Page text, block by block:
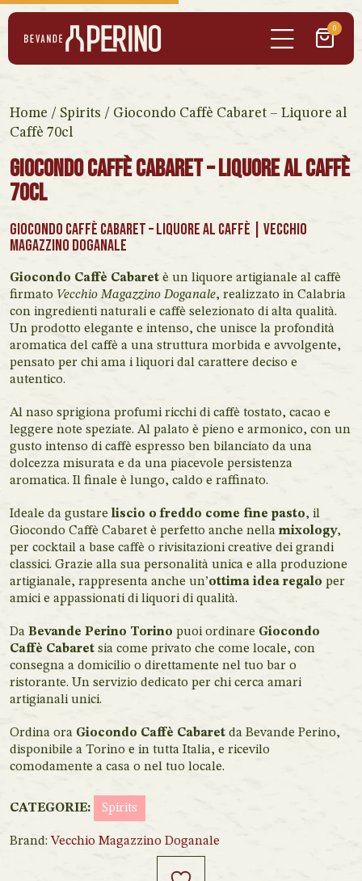
0
Home / Spirits / Giocondo Caffè Cabaret – Liquore al
Caffè 70cl
Giocondo Caffè Cabaret – Liquore al Caffè
70cl
Giocondo Caffè Cabaret – Liquore al Caffè | Vecchio
Magazzino Doganale
Giocondo Caffè Cabaret è un liquore artigianale al caffè
firmato Vecchio Magazzino Doganale, realizzato in Calabria
con ingredienti naturali e caffè selezionato di alta qualità.
Un prodotto elegante e intenso, che unisce la profondità
aromatica del caffè a una struttura morbida e avvolgente,
pensato per chi ama i liquori dal carattere deciso e
autentico.
Al naso sprigiona profumi ricchi di caffè tostato, cacao e
leggere note speziate. Al palato è pieno e armonico, con un
gusto intenso di caffè espresso ben bilanciato da una
dolcezza misurata e da una piacevole persistenza
aromatica. Il finale è lungo, caldo e raffinato.
Ideale da gustareliscio o freddo come fine pasto, il
Giocondo Caffè Cabaret è perfetto anche nella mixology,
per cocktail a base caffè o rivisitazioni creative dei grandi
classici. Grazie alla sua personalità unica e alla produzione
artigianale, rappresenta anche un’ottima idea regalo per
amici e appassionati di liquori di qualità.
Da Bevande Perino Torino puoi ordinare Giocondo
Caffè Cabaret sia come privato che come locale, con
consegna a domicilio o direttamente nel tuo bar o
ristorante. Un servizio dedicato per chi cerca amari
artigianali unici.
Ordina ora Giocondo Caffè Cabaret da Bevande Perino,
disponibile a Torino e in tutta Italia, e ricevilo
comodamente a casa o nel tuo locale.
CATEGORIE: Spirits
Brand: Vecchio Magazzino Doganale